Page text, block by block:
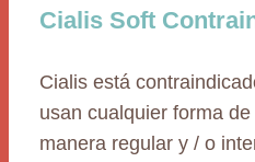
Cialis Soft
Cialis está
usan cualquier forma
manera regular y / o